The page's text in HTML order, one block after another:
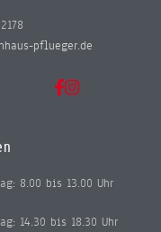
pflueger.de
8.00 bis 13.00 Uhr
14.30 bis 18.30 Uhr